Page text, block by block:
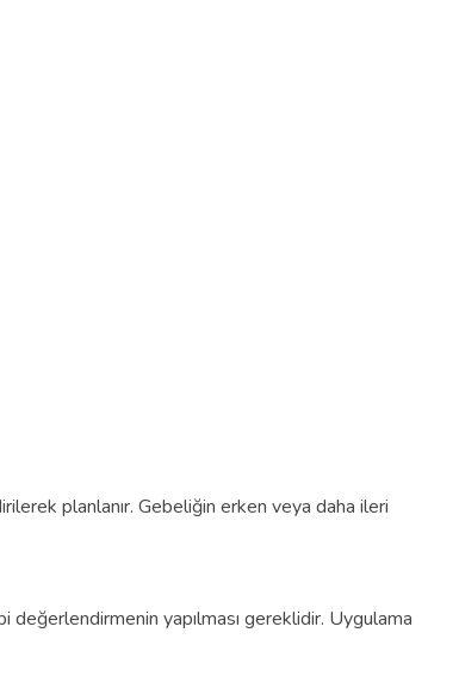
planlanır. Gebeliğin erken veya daha ileri
değerlendirmenin yapılması gereklidir. Uygulama